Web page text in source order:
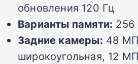
обновления 120 Гц
Варианты памяти: 256
Задние камеры: 48 МП
широкоугольная, 12 МП